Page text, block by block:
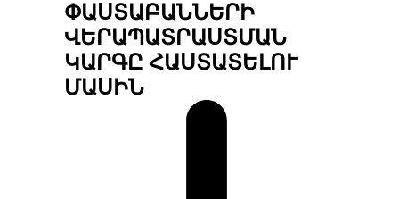
ՓԱՍՏԱԲԱՆՆԵՐԻ
ՎԵՐԱՊԱՏՐԱՍՏՄԱՆ
ԿԱՐԳԸ ՀԱՍՏԱՏԵԼՈՒ
ՄԱՍԻՆ